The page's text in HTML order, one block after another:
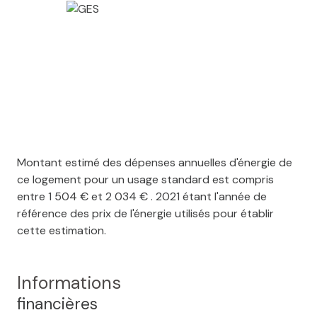
Montant estimé des dépenses annuelles d'énergie de
ce logement pour un usage standard est compris
entre 1 504 € et 2 034 € . 2021 étant l'année de
référence des prix de l'énergie utilisés pour établir
cette estimation.
Informations
financières